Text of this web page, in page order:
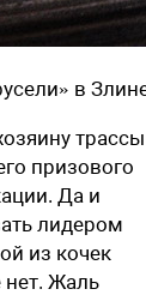
в
трассы
призового
Да и
лидером
из кочек
нет. Жаль